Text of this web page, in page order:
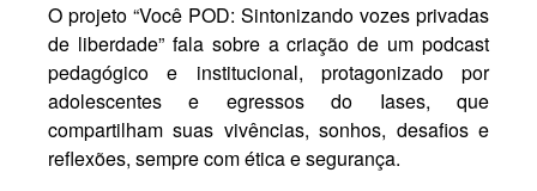
O projeto “Você POD: Sintonizando vozes privadas
de liberdade” fala sobre a criação de um podcast
pedagógico e institucional, protagonizado por
adolescentes e egressos do Iases, que
compartilham suas vivências, sonhos, desafios e
reflexões, sempre com ética e segurança.